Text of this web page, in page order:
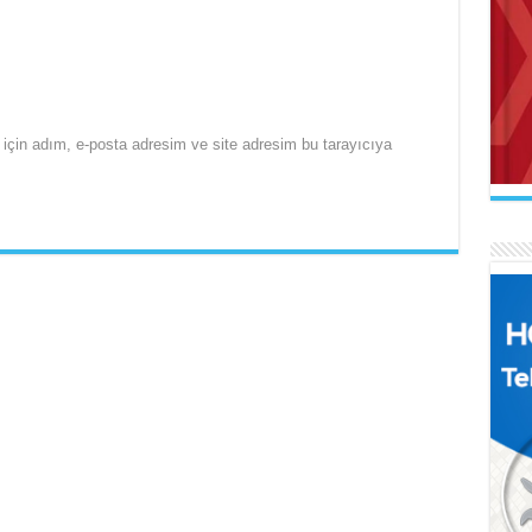
adım, e-posta adresim ve site adresim bu tarayıcıya
Ne